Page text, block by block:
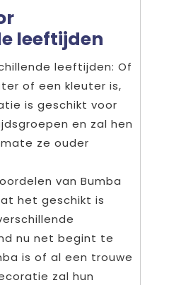
leeftijden
leeftijden: Of
of een kleuter is,
is geschikt voor
en zal hen
ze ouder
van Bumba
het geschikt is
nu net begint te
is of al een trouwe
zal hun